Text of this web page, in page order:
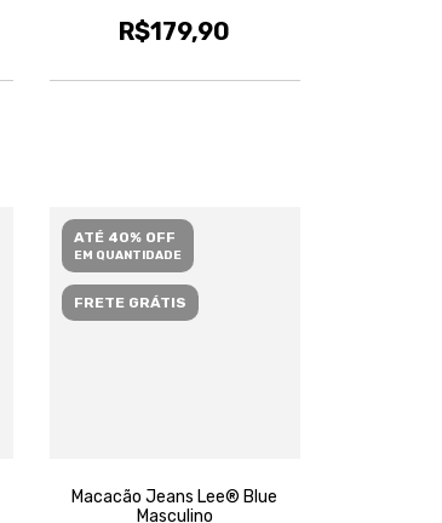
R$179,90
ATÉ 40% OFF
EM QUANTIDADE
FRETE GRÁTIS
Macacão Jeans Lee® Blue
Masculino